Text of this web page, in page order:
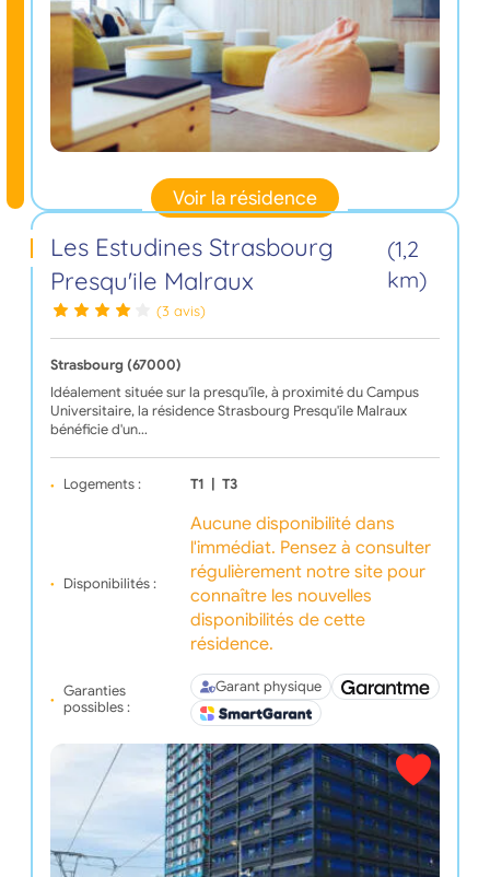
Voir la résidence
Les Estudines Strasbourg
Presqu'ile Malraux
(1,2
km)
(3 avis)
Strasbourg (67000)
Idéalement située sur la presqu'île, à proximité du Campus
Universitaire, la résidence Strasbourg Presqu'ile Malraux
bénéficie d'un…
Logements : T1 T3
Disponibilités :
Aucune disponibilité dans
l'immédiat. Pensez à consulter
régulièrement notre site pour
connaître les nouvelles
disponibilités de cette
résidence.
Garanties
possibles :
Garant physique